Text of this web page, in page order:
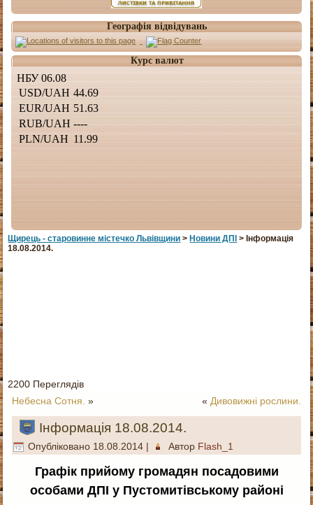
Географія відвідувань
Курс валют
Щирець - старовинне мiстечко Львiвщини >Новини ДПІ > Інформація
18.08.2014.
2200 Переглядів
Небесна Сотня. » « Дивовижні рослини.
Інформація 18.08.2014.
Опубліковано 18.08.2014 | Автор Flash_1
Графік прийому громадян посадовими
особами ДПІ у Пустомитівському районі